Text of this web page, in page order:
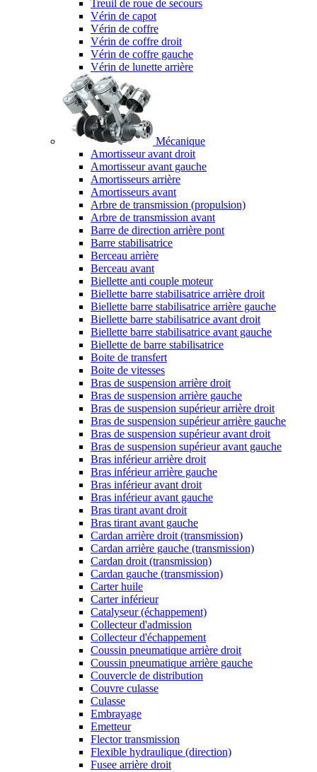
Treuil de roue de secours
Vérin de capot
Vérin de coffre
Vérin de coffre droit
Vérin de coffre gauche
Vérin de lunette arrière
Mécanique
Amortisseur avant droit
Amortisseur avant gauche
Amortisseurs arrière
Amortisseurs avant
Arbre de transmission (propulsion)
Arbre de transmission avant
Barre de direction arrière pont
Barre stabilisatrice
Berceau arrière
Berceau avant
Biellette anti couple moteur
Biellette barre stabilisatrice arrière droit
Biellette barre stabilisatrice arrière gauche
Biellette barre stabilisatrice avant droit
Biellette barre stabilisatrice avant gauche
Biellette de barre stabilisatrice
Boite de transfert
Boite de vitesses
Bras de suspension arrière droit
Bras de suspension arrière gauche
Bras de suspension supérieur arrière droit
Bras de suspension supérieur arrière gauche
Bras de suspension supérieur avant droit
Bras de suspension supérieur avant gauche
Bras inférieur arrière droit
Bras inférieur arrière gauche
Bras inférieur avant droit
Bras inférieur avant gauche
Bras tirant avant droit
Bras tirant avant gauche
Cardan arrière droit (transmission)
Cardan arrière gauche (transmission)
Cardan droit (transmission)
Cardan gauche (transmission)
Carter huile
Carter inférieur
Catalyseur (échappement)
Collecteur d'admission
Collecteur d'échappement
Coussin pneumatique arrière droit
Coussin pneumatique arrière gauche
Couvercle de distribution
Couvre culasse
Culasse
Embrayage
Emetteur
Flector transmission
Flexible hydraulique (direction)
Fusee arrière droit